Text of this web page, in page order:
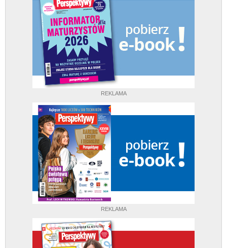
REKLAMA
REKLAMA